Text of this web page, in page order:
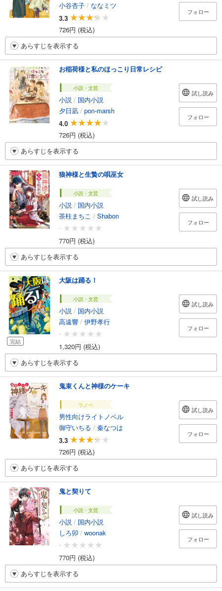
小谷杏子 / ななミツ
3.3
726円 (税込)
フォロー
あらすじを表示する
お稲荷様と私のほっこり日常レシピ
小説・文芸
小説 / 国内小説
夕日凪 / pon-marsh
4.0
726円 (税込)
試し読み
フォロー
あらすじを表示する
狼神様と生贄の唄巫女
小説・文芸
小説 / 国内小説
茶柱まちこ / Shabon
-
770円 (税込)
試し読み
フォロー
あらすじを表示する
完結
大阪は踊る！
小説・文芸
小説 / 国内小説
高遠響 / 伊野孝行
-
1,320円 (税込)
試し読み
フォロー
あらすじを表示する
鬼束くんと神様のケーキ
ラノベ
男性向けライトノベル
御守いちる / 秦なつは
3.3
726円 (税込)
試し読み
フォロー
あらすじを表示する
鬼と契りて
小説・文芸
小説 / 国内小説
しろ卯 / woonak
-
770円 (税込)
試し読み
フォロー
あらすじを表示する